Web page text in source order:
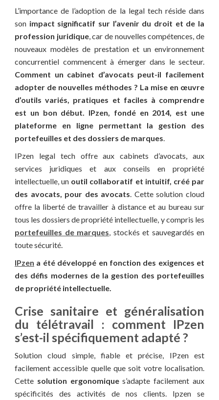
L’importance de l’adoption de la legal tech réside dans
son impact significatif sur l’avenir du droit et de la
profession juridique, car de nouvelles compétences, de
nouveaux modèles de prestation et un environnement
concurrentiel commencent à émerger dans le secteur.
Comment un cabinet d’avocats peut-il facilement
adopter de nouvelles méthodes ? La mise en œuvre
d’outils variés, pratiques et faciles à comprendre
est un bon début. IPzen, fondé en 2014, est une
plateforme en ligne permettant la gestion des
portefeuilles et des dossiers de marques.
IPzen legal tech offre aux cabinets d’avocats, aux
services juridiques et aux conseils en propriété
intellectuelle, un outil collaboratif et intuitif, créé par
des avocats, pour des avocats. Cette solution cloud
offre la liberté de travailler à distance et au bureau sur
tous les dossiers de propriété intellectuelle, y compris les
portefeuilles de marques, stockés et sauvegardés en
toute sécurité.
IPzen a été développé en fonction des exigences et
des défis modernes de la gestion des portefeuilles
de propriété intellectuelle.
Crise sanitaire et généralisation
du télétravail : comment IPzen
s’est-il spécifiquement adapté ?
Solution cloud simple, fiable et précise, IPzen est
facilement accessible quelle que soit votre localisation.
Cette solution ergonomiques’adapte facilement aux
spécificités des activités de nos clients. Ipzen se